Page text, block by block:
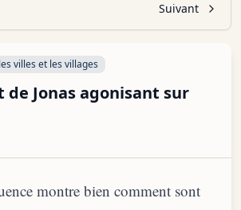
Suivant
villes et les villages
de Jonas agonisant sur
montre bien comment sont